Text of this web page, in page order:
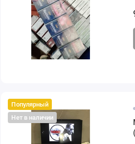
Популярный
Нет в наличии